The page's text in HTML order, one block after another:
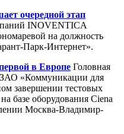
очередной этап
INOVENTICA
на должность
Парк-Интернет».
в Европе Головная
«Коммуникации для
завершении тестовых
базе оборудования Ciena
Москва-Владимир-